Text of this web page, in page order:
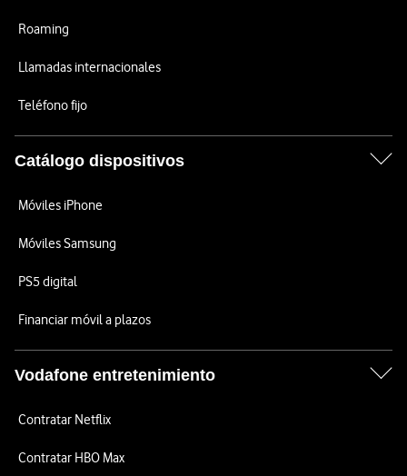
Roaming
Llamadas internacionales
Teléfono fijo
Catálogo dispositivos
Móviles iPhone
Móviles Samsung
PS5 digital
Financiar móvil a plazos
Vodafone entretenimiento
Contratar Netflix
Contratar HBO Max